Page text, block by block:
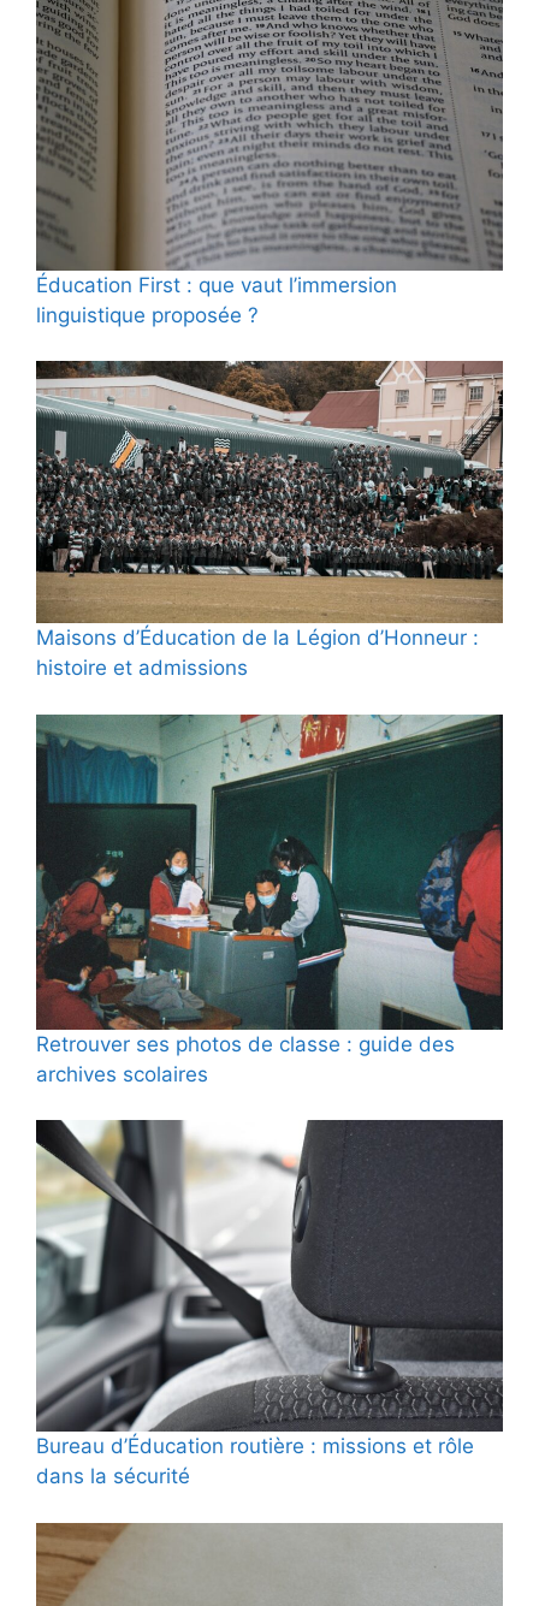
Éducation First : que vaut l’immersion
linguistique proposée ?
Maisons d’Éducation de la Légion d’Honneur :
histoire et admissions
Retrouver ses photos de classe : guide des
archives scolaires
Bureau d’Éducation routière : missions et rôle
dans la sécurité